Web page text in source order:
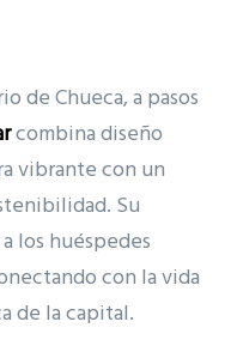
de Chueca, a pasos
combina diseño
vibrante con un
Su
los huéspedes
con la vida
de la capital.